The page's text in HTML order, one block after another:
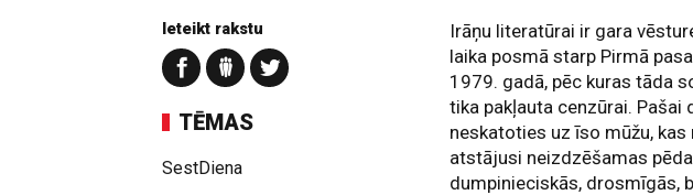
Ieteikt rakstu
TĒMAS
SestDiena
Irāņu literatūrai ir gara
laika posmā starp Pirmā
1979. gadā, pēc kuras tāda
tika pakļauta cenzūrai.
neskatoties uz īso mūžu,
atstājusi neizdzēšamas
dumpinieciskās, drosmīgās,